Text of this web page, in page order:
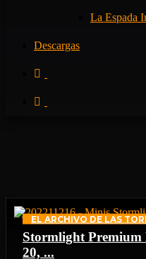
La Espada
Descargas
EL ARCHIVO DE LAS
Stormlight
20, ...